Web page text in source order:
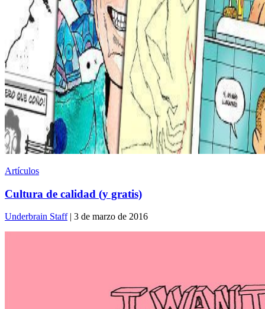
Artículos
Cultura de calidad (y gratis)
Underbrain Staff| 3 de marzo de 2016